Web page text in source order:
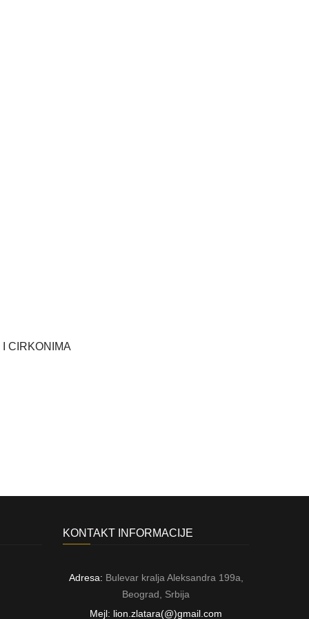
CIRKONIMA
KONTAKT INFORMACIJE
Adresa: Bulevar kralja Aleksandra 199a,
Beograd, Srbija
Mejl: lion.zlatara(@)gmail.com